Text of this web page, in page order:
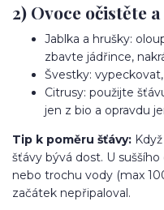
2) Ovoce očistěte
Jablka a hrušky:
zbavte jádřince,
Švestky:
Citrusy: použijte
jen z bio a opravdu
Tip k poměru šťávy:
šťávy bývá dost. U
nebo trochu vody (max
začátek nepřipaloval.